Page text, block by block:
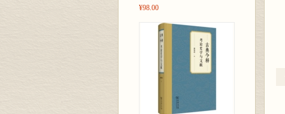
¥98.00